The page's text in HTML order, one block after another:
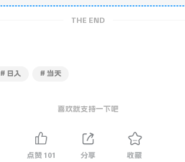
THE END
# 日入 # 当天
喜欢就支持一下吧
点赞 101 分享 收藏